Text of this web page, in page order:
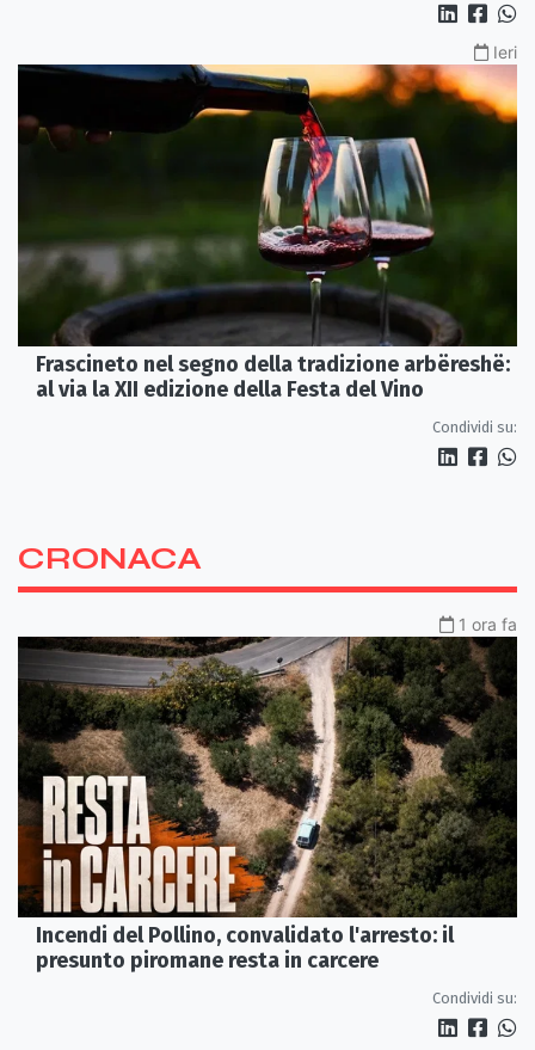
Ieri
Frascineto nel segno della tradizione arbëreshë:
al via la XII edizione della Festa del Vino
Condividi su:
CRONACA
1 ora fa
Incendi del Pollino, convalidato l'arresto: il
presunto piromane resta in carcere
Condividi su: